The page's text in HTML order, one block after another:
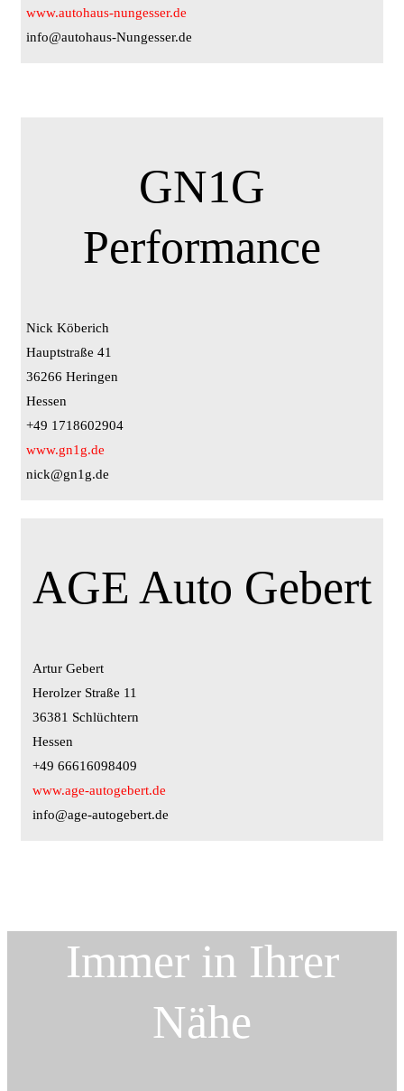
www.autohaus-nungesser.de
info@autohaus-Nungesser.de
GN1G
Performance
Nick Köberich
Hauptstraße 41
36266 Heringen
Hessen
+49 1718602904
www.gn1g.de
nick@gn1g.de
AGE Auto Gebert
Artur Gebert
Herolzer Straße 11
36381 Schlüchtern
Hessen
+49 66616098409
www.age-autogebert.de
info@age-autogebert.de
Immer in Ihrer
Nähe